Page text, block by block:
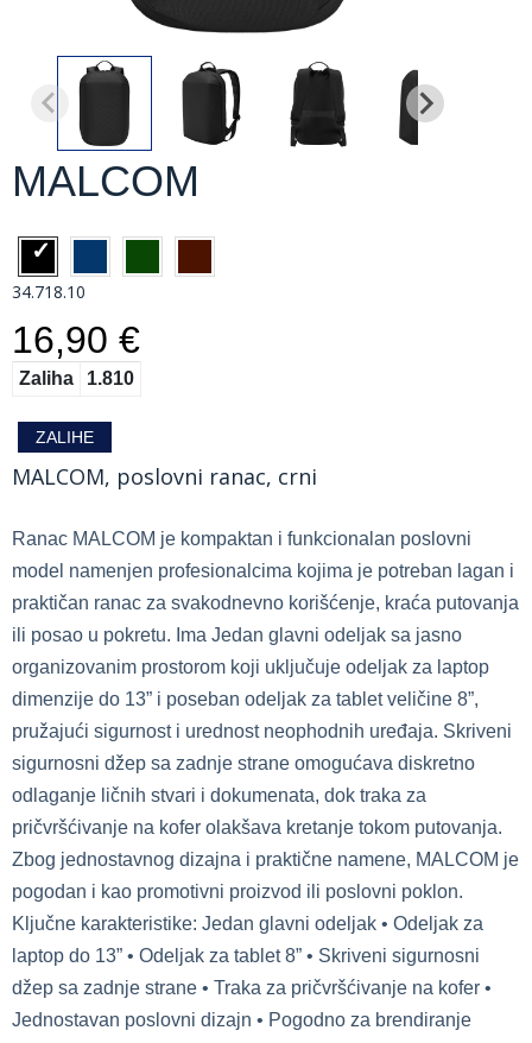
MALCOM
34.718.10
16,90 €
Zaliha 1.810
ZALIHE
MALCOM, poslovni ranac, crni
Ranac MALCOM je kompaktan i funkcionalan poslovni
model namenjen profesionalcima kojima je potreban lagan i
praktičan ranac za svakodnevno korišćenje, kraća putovanja
ili posao u pokretu. Ima Jedan glavni odeljak sa jasno
organizovanim prostorom koji uključuje odeljak za laptop
dimenzije do 13” i poseban odeljak za tablet veličine 8”,
pružajući sigurnost i urednost neophodnih uređaja. Skriveni
sigurnosni džep sa zadnje strane omogućava diskretno
odlaganje ličnih stvari i dokumenata, dok traka za
pričvršćivanje na kofer olakšava kretanje tokom putovanja.
Zbog jednostavnog dizajna i praktične namene, MALCOM je
pogodan i kao promotivni proizvod ili poslovni poklon.
Ključne karakteristike: Jedan glavni odeljak • Odeljak za
laptop do 13” • Odeljak za tablet 8” • Skriveni sigurnosni
džep sa zadnje strane • Traka za pričvršćivanje na kofer •
Jednostavan poslovni dizajn • Pogodno za brendiranje